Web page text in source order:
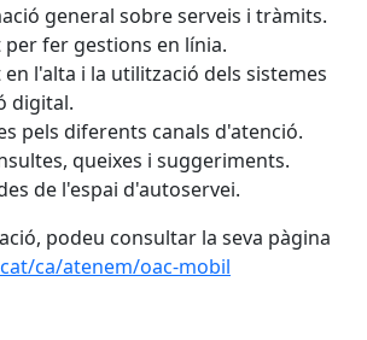
general sobre serveis i tràmits.
fer gestions en línia.
l'alta i la utilització dels sistemes
digital.
pels diferents canals d'atenció.
queixes i suggeriments.
de l'espai d'autoservei.
podeu consultar la seva pàgina
ca/atenem/oac-mobil